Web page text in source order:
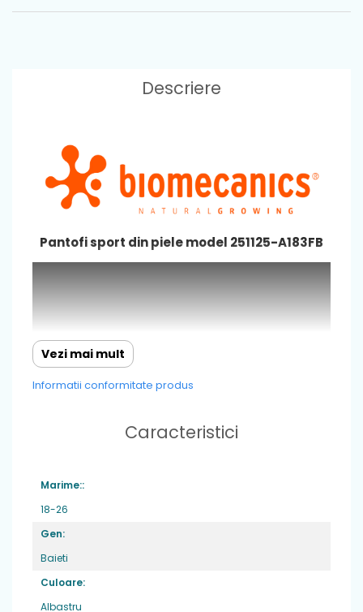
Descriere
Pantofi sport din piele model 251125-A183FB
Caracteristici
imbunatatire,incaltamintea de inalta
calitate, ne asigura ca cei mici dezvolta un
Vezi mai mult
Informatii conformitate produs
Caracteristici
Marime::
18-26
Gen:
Baieti
Culoare:
Albastru